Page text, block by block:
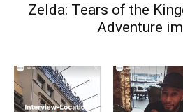
Zelda: Tears of the
Adventure